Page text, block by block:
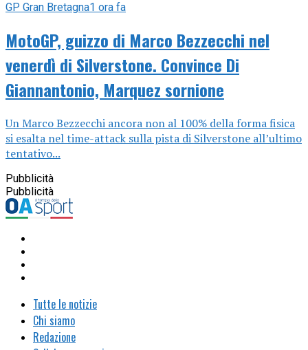
GP Gran Bretagna1 ora fa
MotoGP, guizzo di Marco Bezzecchi nel
venerdì di Silverstone. Convince Di
Giannantonio, Marquez sornione
Un Marco Bezzecchi ancora non al 100% della forma fisica
si esalta nel time-attack sulla pista di Silverstone all’ultimo
tentativo...
Pubblicità
Pubblicità
Tutte le notizie
Chi siamo
Redazione